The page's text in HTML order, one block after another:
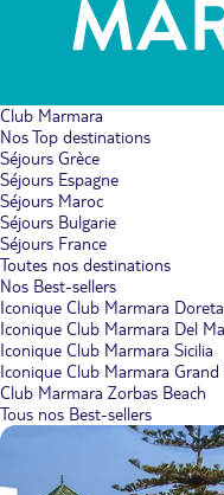
Club Marmara
Nos Top destinations
Séjours Grèce
Séjours Espagne
Séjours Maroc
Séjours Bulgarie
Séjours France
Toutes nos destinations
Nos Best-sellers
Iconique Club Marmara
Iconique Club Marmara Del
Iconique Club Marmara Sicilia
Iconique Club Marmara Grand
Club Marmara Zorbas Beach
Tous nos Best-sellers